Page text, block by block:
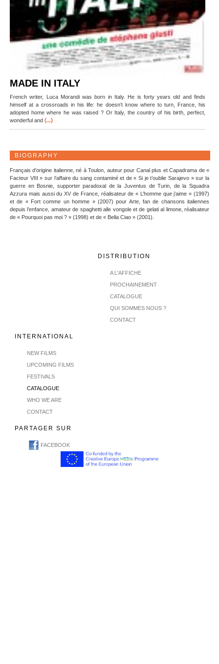
MADE IN ITALY
French writer, Luca Morandi was born in Italy. He is forty years old and finds
himself at a crossroads in his life: he doesn’t know where to turn, France, his
adopted home where he was raised ? Or Italy, the country of his birth, perfect,
wonderful and (...)
BIOGRAPHY
Français d’origine italienne, né à Toulon, auteur pour Canal plus et Capadrama de «
Facteur VIII » sur l’affaire du sang contaminé et de « Si je t’oublie Sarajevo » sur la
guerre en Bosnie, supporter paradoxal de la Juventus de Turin, de la Squadra
Azzura mais aussi du XV de France, réalisateur de « L’homme que j’aime » (1997)
et de « Fort comme un homme » (2007) pour Arte, fan de chansons italiennes
depuis l’enfance, amateur de spaghetti alle vongole et de gelati al limone, réalisateur
de « Pourquoi pas moi ? » (1998) et de « Bella Ciao » (2001).
DISTRIBUTION
A L'AFFICHE
PROCHAINEMENT
CATALOGUE
QUI SOMMES NOUS ?
CONTACT
INTERNATIONAL
NEW FILMS
UPCOMING FILMS
FESTIVALS
CATALOGUE
WHO WE ARE
CONTACT
PARTAGER SUR
FACEBOOK